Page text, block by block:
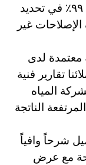
تكسير، مما يضمن دقة تصل إلى ٩٩٪ في تحديد
غير
لدى
تقارير فنية
المياه
الناتجة
شرحاً وافياً
مع عرض